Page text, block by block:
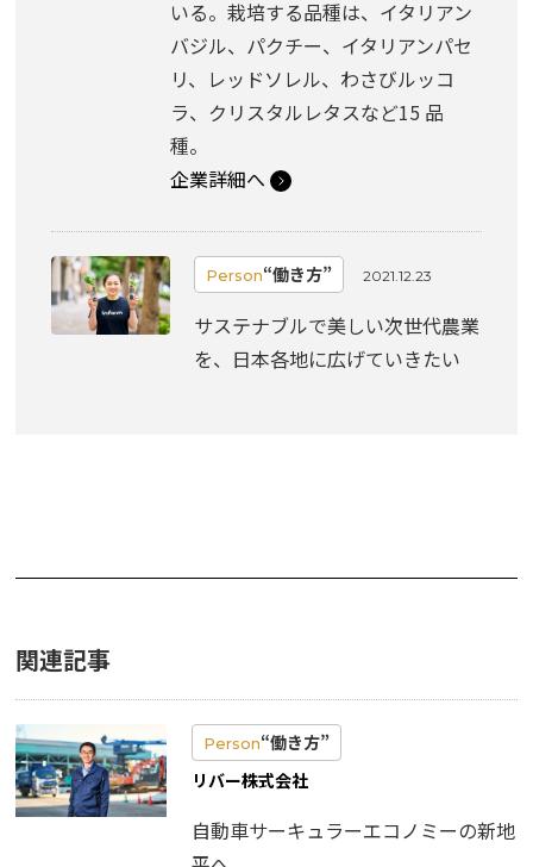
いる。栽培する品種は、イタリアン
バジル、パクチー、イタリアンパセ
リ、レッドソレル、わさびルッコ
ラ、クリスタルレタスなど15 品
種。
企業詳細へ
Person“働き方” 2021.12.23
サステナブルで美しい次世代農業
を、日本各地に広げていきたい
関連記事
Person“働き方”
リバー株式会社
自動車サーキュラーエコノミーの新地